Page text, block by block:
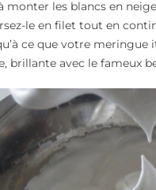
monter les blancs en neige
le en filet tout en
ce que votre meringue
avec le fameux